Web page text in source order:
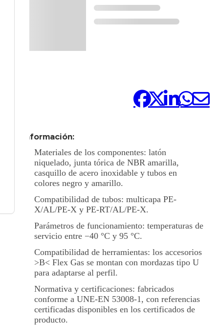
+ Información:
Materiales de los componentes: latón
niquelado, junta tórica de NBR amarilla,
casquillo de acero inoxidable y tubos en
colores negro y amarillo.
Compatibilidad de tubos: multicapa PE-
X/AL/PE-X y PE-RT/AL/PE-X.
Parámetros de funcionamiento: temperaturas de
servicio entre −40 °C y 95 °C.
Compatibilidad de herramientas: los accesorios
>B< Flex Gas se montan con mordazas tipo U
para adaptarse al perfil.
Normativa y certificaciones: fabricados
conforme a UNE-EN 53008-1, con referencias
certificadas disponibles en los certificados de
producto.